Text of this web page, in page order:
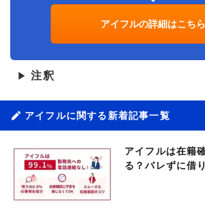
アイフルの詳細はこちら
▶ 注釈
アイフルに関する新着記事一覧
アイフルは在籍
る？バレずに借